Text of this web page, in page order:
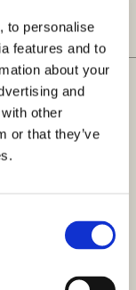
to personalise
features and to
about your
and
other
or that they’ve
minutos, sin
sea que
y